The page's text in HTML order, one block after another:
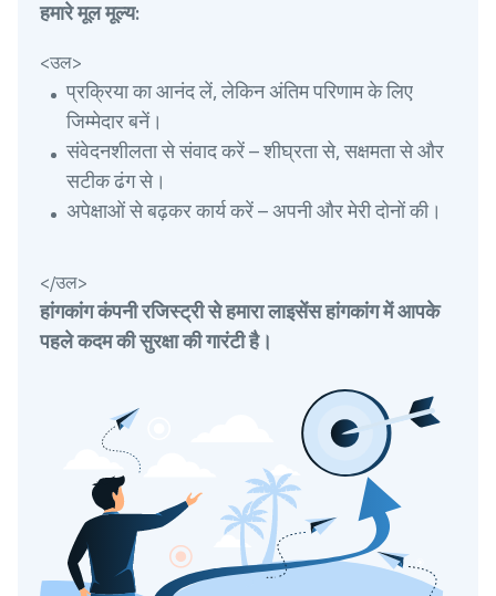
हमारे मूल मूल्य:
<उल>
प्रक्रिया का आनंद लें, लेकिन अंतिम परिणाम के लिए
जिम्मेदार बनें।
संवेदनशीलता से संवाद करें – शीघ्रता से, सक्षमता से और
सटीक ढंग से।
अपेक्षाओं से बढ़कर कार्य करें – अपनी और मेरी दोनों की।
</उल>
हांगकांग कंपनी रजिस्ट्री से हमारा लाइसेंस हांगकांग में आपके
पहले कदम की सुरक्षा की गारंटी है।